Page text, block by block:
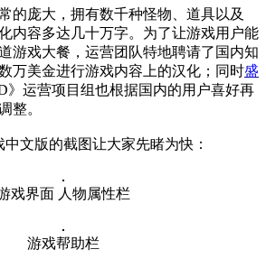
庞大，拥有数千种怪物、道具以及
内容多达几十万字。为了让游戏用户能
游戏大餐，运营团队特地聘请了国内知
万美金进行游戏内容上的汉化；同时盛
》运营项目组也根据国内的用户喜好再
整。
版的截图让大家先睹为快：
戏界面 人物属性栏
游戏帮助栏